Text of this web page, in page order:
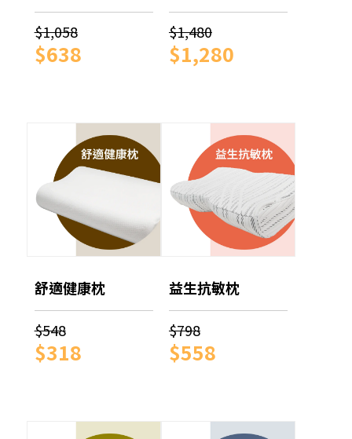
$1,058
$638
$1,480
$1,280
舒適健康枕
$548
$318
益生抗敏枕
$798
$558